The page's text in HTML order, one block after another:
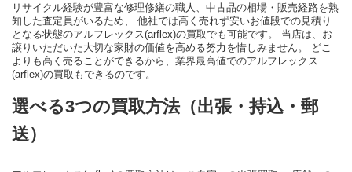
リサイクル経験が豊富な修理修繕の職人、中古品の相場・販売経路を熟
知した査定員がいるため、 他社では高く売れず安いお値段での見積り
となる状態のアルフレックス(arflex)の買取でも可能です。 当店は、お
譲りいただいた大切な家財の価値を高める努力を惜しみません。 どこ
よりも高く売ることができるから、業界最高値でのアルフレックス
(arflex)の買取もできるのです。
選べる3つの買取方法（出張・持込・郵
送）